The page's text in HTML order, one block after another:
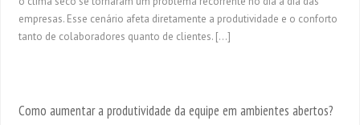
empresas. Esse cenário afeta diretamente a produtividade e o conforto
tanto de colaboradores quanto de clientes. […]
Como aumentar a produtividade da equipe em ambientes abertos?